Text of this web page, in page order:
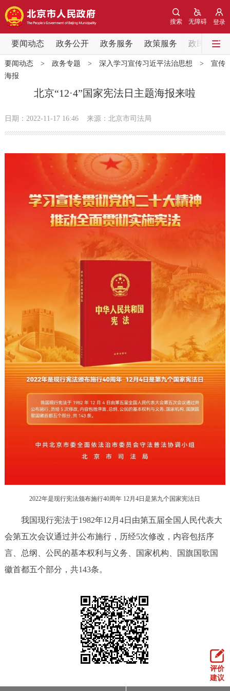
登录
无障碍
搜索
要闻动态 政务公开 政务服务 政策服务 政民互动
要闻动态
党中央精神 国务院信息 中央部委动态
北京要闻 会议信息 部门动态
各区热点
政务公开
机构职能
政策兑现 政策解读 回应关切
专题公开
法人服务 部门服务
便民服务 利企服务
中介服务 阳光政务
政民互动
12345网上接诉即办 我要咨询 我要建议
绿色北京 图说北京 视频北京
多语种
ENGLISH
FRANÇAIS
العربية
要闻动态> 政务专题 > 深入学习宣传习近平法治思想 > 宣传
海报
北京“12·4”国家宪法日主题海报来啦
日期：2022-11-17 16:46 来源：北京市司法局
2022年是现行宪法颁布施行40周年 12月4日是第九个国家宪法日
我国现行宪法于1982年12月4日由第五届全国人民代表大
会第五次会议通过并公布施行，历经5次修改，内容包括序
言、总纲、公民的基本权利与义务、国家机构、国旗国歌国
徽首都五个部分，共143条。
评价
建议